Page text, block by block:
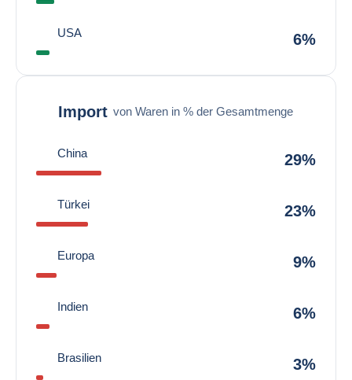
USA 6%
Import von Waren in % der Gesamtmenge
China 29%
Türkei 23%
Europa 9%
Indien 6%
Brasilien 3%